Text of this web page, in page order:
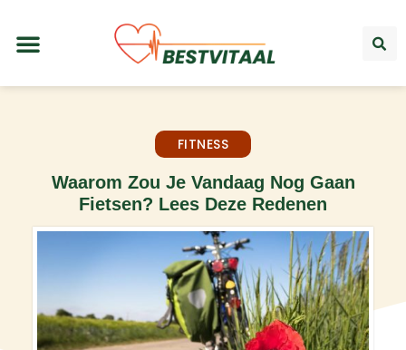
FITNESS
Waarom Zou Je Vandaag Nog Gaan
Fietsen? Lees Deze Redenen